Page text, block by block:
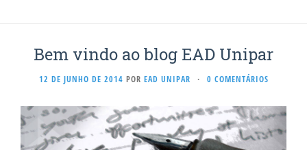
Bem vindo ao blog EAD Unipar
12 DE JUNHO DE 2014 POR EAD UNIPAR · 0 COMENTÁRIOS